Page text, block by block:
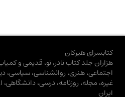
کتابسرای هیرکان
هزاران جلد کتاب نادر، نو، قدیمی و
اجتماعی، هنری، روانشناسی، سیاسی،
غیره، مجله، روزنامه، درسی، دانشگاهی،
ایران